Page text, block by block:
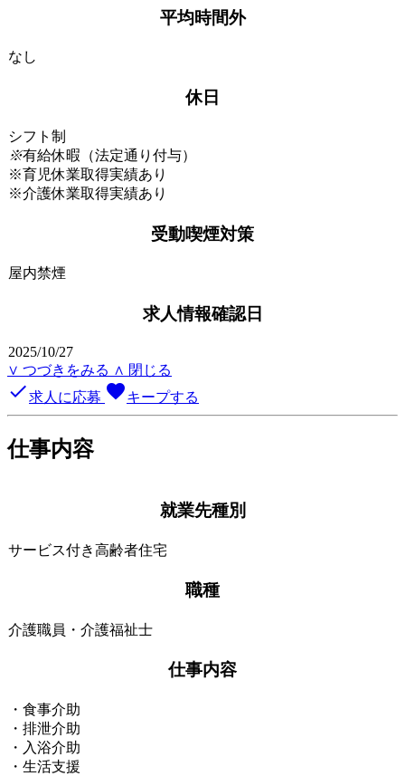
平均時間外
なし
休日
シフト制
※有給休暇（法定通り付与）
※育児休業取得実績あり
※介護休業取得実績あり
受動喫煙対策
屋内禁煙
求人情報確認日
2025/10/27
∨ つづきをみる ∧ 閉じる
done求人に応募 favoriteキープする
仕事内容
就業先種別
サービス付き高齢者住宅
職種
介護職員・介護福祉士
仕事内容
・食事介助
・排泄介助
・入浴介助
・生活支援